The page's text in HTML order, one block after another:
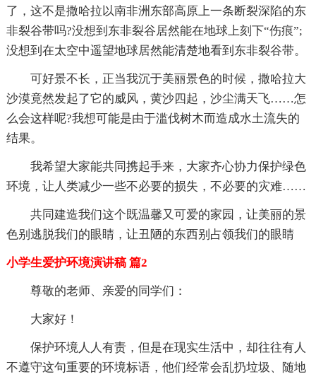
了，这不是撒哈拉以南非洲东部高原上一条断裂深陷的东
非裂谷带吗?没想到东非裂谷居然能在地球上刻下“伤痕”;
没想到在太空中遥望地球居然能清楚地看到东非裂谷带。
可好景不长，正当我沉于美丽景色的时候，撒哈拉大
沙漠竟然发起了它的威风，黄沙四起，沙尘满天飞……怎
么会这样呢?我想可能是由于滥伐树木而造成水土流失的
结果。
我希望大家能共同携起手来，大家齐心协力保护绿色
环境，让人类减少一些不必要的损失，不必要的灾难……
共同建造我们这个既温馨又可爱的家园，让美丽的景
色别逃脱我们的眼睛，让丑陋的东西别占领我们的眼睛
小学生爱护环境演讲稿 篇2
尊敬的老师、亲爱的同学们：
大家好！
保护环境人人有责，但是在现实生活中，却往往有人
不遵守这句重要的环境标语，他们经常会乱扔垃圾、随地